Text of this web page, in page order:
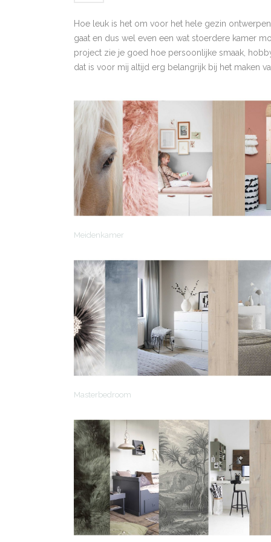
Hoe leuk is het om voor het hele gezin
gaat en dus wel even een wat stoerdere kamer
project zie je goed hoe persoonlijke smaak,
dat is voor mij altijd erg belangrijk bij het maken
Meidenkamer
Masterbedroom